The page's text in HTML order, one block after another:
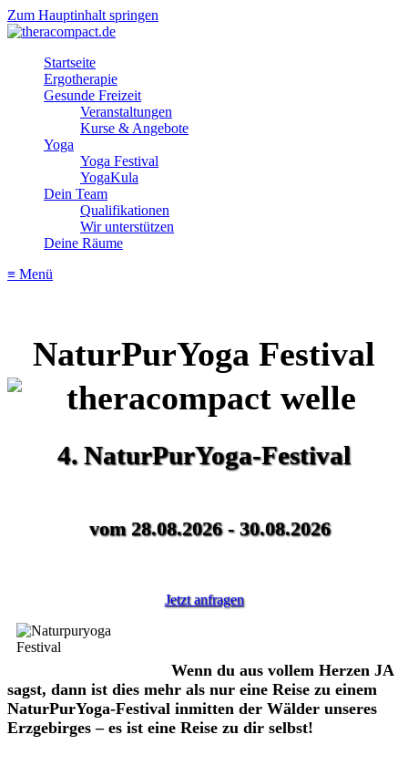
Zum Hauptinhalt springen
Startseite
Ergotherapie
Gesunde Freizeit
Veranstaltungen
Kurse & Angebote
Yoga
Yoga Festival
YogaKula
Dein Team
Qualifikationen
Wir unterstützen
Deine Räume
≡ Menü
NaturPurYoga Festival
4. NaturPurYoga-Festival
vom 28.08.2026 - 30.08.2026
Jetzt anfragen
Wenn du aus vollem Herzen JA
sagst, dann ist dies mehr als nur eine Reise zu einem
NaturPurYoga-Festival inmitten der Wälder unseres
Erzgebirges – es ist eine Reise zu dir selbst!